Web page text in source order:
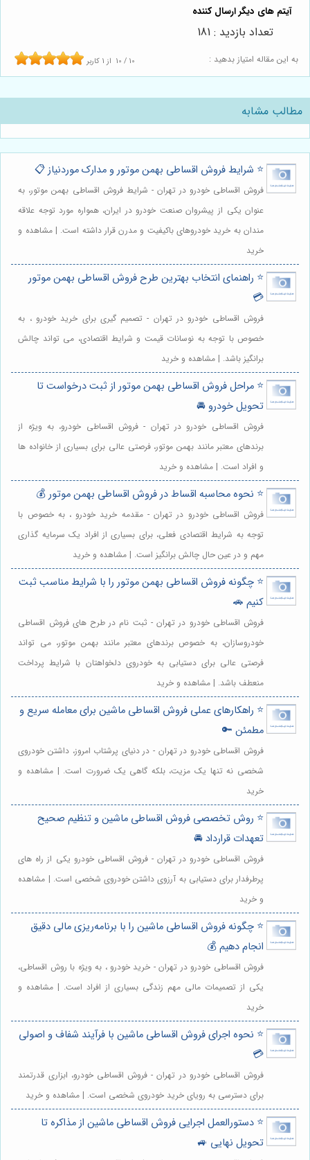
به این مقاله امتیاز بدهید : 10 / 10 از 1 کاربر
تعداد بازدید : 181
مطالب مشابه
⭐️ شرایط فروش اقساطی بهمن موتور و مدارک موردنیاز 📋
فروش اقساطی خودرو در تهران - شرایط فروش اقساطی بهمن موتور، به
عنوان یکی از پیشروان صنعت خودرو در ایران، همواره مورد توجه علاقه
مندان به خرید خودروهای باکیفیت و مدرن قرار داشته است. | مشاهده و
خرید
⭐️ راهنمای انتخاب بهترین طرح فروش اقساطی بهمن موتور
💳
فروش اقساطی خودرو در تهران - تصمیم گیری برای خرید خودرو ، به
خصوص با توجه به نوسانات قیمت و شرایط اقتصادی، می تواند چالش
برانگیز باشد. | مشاهده و خرید
⭐️ مراحل فروش اقساطی بهمن موتور از ثبت درخواست تا
تحویل خودرو 🚘
فروش اقساطی خودرو در تهران - فروش اقساطی خودرو، به ویژه از
برندهای معتبر مانند بهمن موتور، فرصتی عالی برای بسیاری از خانواده ها
و افراد است. | مشاهده و خرید
⭐️ نحوه محاسبه اقساط در فروش اقساطی بهمن موتور 💰
فروش اقساطی خودرو در تهران - مقدمه خرید خودرو ، به خصوص با
توجه به شرایط اقتصادی فعلی، برای بسیاری از افراد یک سرمایه گذاری
مهم و در عین حال چالش برانگیز است. | مشاهده و خرید
⭐️ چگونه فروش اقساطی بهمن موتور را با شرایط مناسب ثبت
کنیم 🚗
فروش اقساطی خودرو در تهران - ثبت نام در طرح های فروش اقساطی
خودروسازان، به خصوص برندهای معتبر مانند بهمن موتور، می تواند
فرصتی عالی برای دستیابی به خودروی دلخواهتان با شرایط پرداخت
منعطف باشد. | مشاهده و خرید
⭐️ راهکارهای عملی فروش اقساطی ماشین برای معامله سریع و
مطمئن 🔑
فروش اقساطی خودرو در تهران - در دنیای پرشتاب امروز، داشتن خودروی
شخصی نه تنها یک مزیت، بلکه گاهی یک ضرورت است. | مشاهده و
خرید
⭐️ روش تخصصی فروش اقساطی ماشین و تنظیم صحیح
تعهدات قرارداد 🚘
فروش اقساطی خودرو در تهران - فروش اقساطی خودرو یکی از راه های
پرطرفدار برای دستیابی به آرزوی داشتن خودروی شخصی است. | مشاهده
و خرید
⭐️ چگونه فروش اقساطی ماشین را با برنامه‌ریزی مالی دقیق
انجام دهیم 💰
فروش اقساطی خودرو در تهران - خرید خودرو ، به ویژه با روش اقساطی،
یکی از تصمیمات مالی مهم زندگی بسیاری از افراد است. | مشاهده و
خرید
⭐️ نحوه اجرای فروش اقساطی ماشین با فرآیند شفاف و اصولی
💳
فروش اقساطی خودرو در تهران - فروش اقساطی خودرو، ابزاری قدرتمند
برای دسترسی به رویای خرید خودروی شخصی است. | مشاهده و خرید
⭐️ دستورالعمل اجرایی فروش اقساطی ماشین از مذاکره تا
تحویل نهایی 🚙